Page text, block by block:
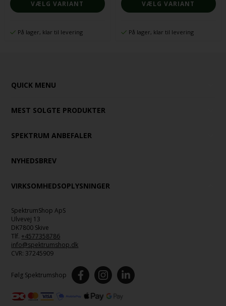
VÆLG VARIANT
På lager, klar til levering
VÆLG VARIANT
På lager, klar til levering
QUICK MENU
MEST SOLGTE PRODUKTER
SPEKTRUM ANBEFALER
NYHEDSBREV
VIRKSOMHEDSOPLYSNINGER
SpektrumShop ApS
Ulvevej 13
DK7800 Skive
Tlf. +4577358786
info@spektrumshop.dk
CVR: 37245909
Følg Spektrumshop